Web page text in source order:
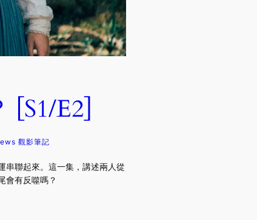
[S1/E2]
觀影筆記
串聯起來。這一集，講述兩人從
會有反噬嗎？